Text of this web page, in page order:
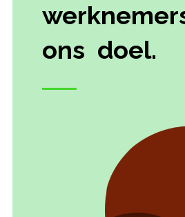
ons doel.